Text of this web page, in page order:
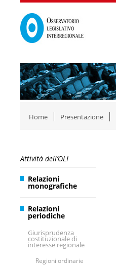
Home Presentazione
Attività dell’OLI
Relazioni
monografiche
Relazioni
periodiche
Giurisprudenza
costituzionale di
interesse regionale
Regioni ordinarie